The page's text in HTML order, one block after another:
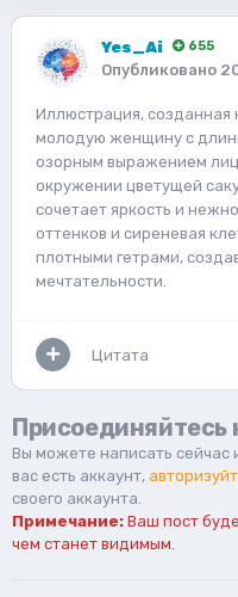
Yes_Ai 655
Опубликовано
Иллюстрация, созданная
молодую женщину с
озорным выражением
окружении цветущей
сочетает яркость и
оттенков и сиреневая
плотными гетрами,
мечтательности.
Цитата
Вы можете написать сейчас
вас есть аккаунт,
своего аккаунта.
Примечание: Ваш пост
чем станет видимым.